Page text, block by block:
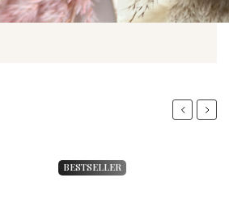
Previous
BESTSELLER
Next